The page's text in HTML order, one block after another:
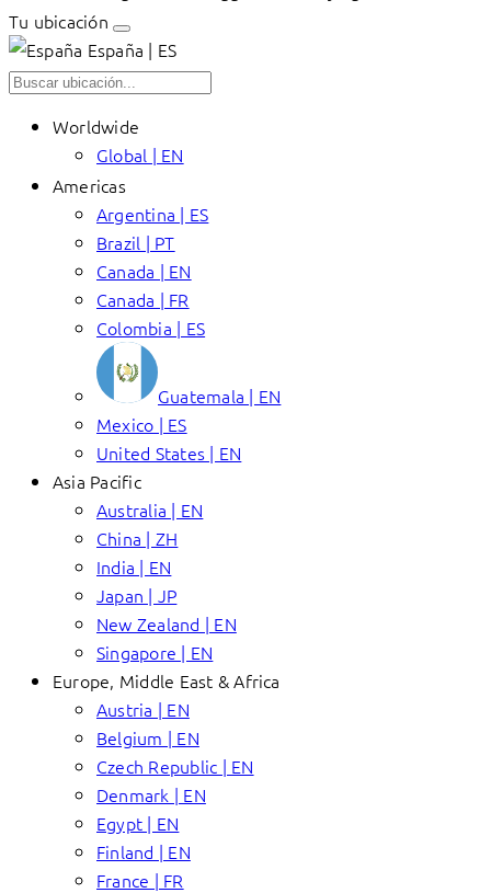
Tu ubicación
España | ES
Worldwide
Global | EN
Americas
Argentina | ES
Brazil | PT
Canada | EN
Canada | FR
Colombia | ES
Guatemala | EN
Mexico | ES
United States | EN
Asia Pacific
Australia | EN
China | ZH
India | EN
Japan | JP
New Zealand | EN
Singapore | EN
Europe, Middle East & Africa
Austria | EN
Belgium | EN
Czech Republic | EN
Denmark | EN
Egypt | EN
Finland | EN
France | FR